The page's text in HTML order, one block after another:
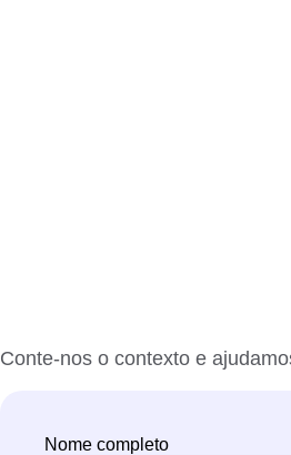
Nome completo
Conte-nos o contexto e